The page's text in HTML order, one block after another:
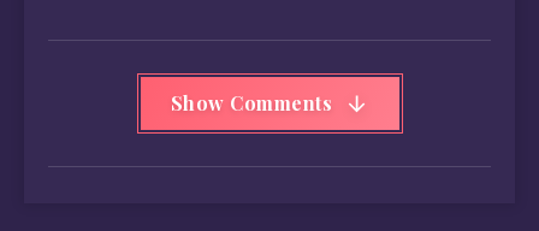
Show Comments